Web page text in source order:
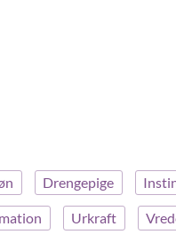
Drengepige
Urkraft